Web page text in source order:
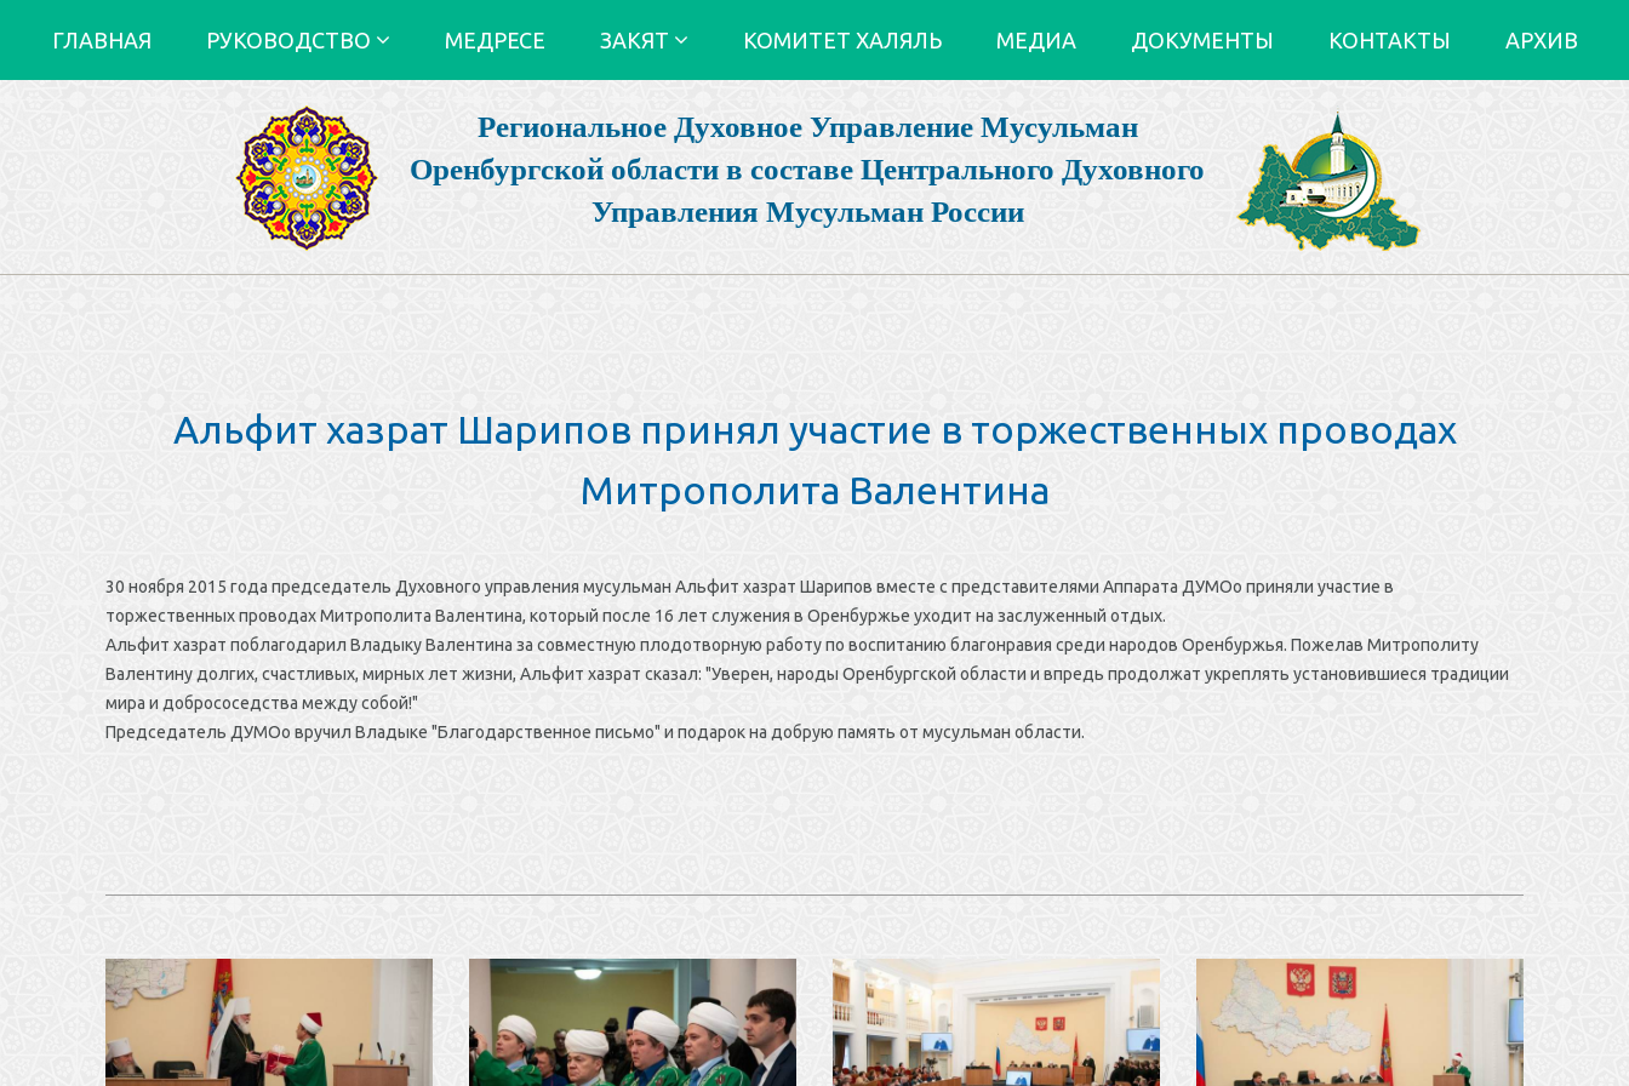
ГЛАВНАЯ РУКОВОДСТВО МЕДРЕСЕ ЗАКЯТ КОМИТЕТ ХАЛЯЛЬ МЕДИА ДОКУМЕНТЫ КОНТАКТЫ АРХИВ
Региональное Духовное Управление Мусульман
Оренбургской области в составе Центрального Духовного
Управления Мусульман России
Альфит хазрат Шарипов принял участие в торжественных проводах
Митрополита Валентина
30 ноября 2015 года председатель Духовного управления мусульман Альфит хазрат Шарипов вместе с представителями Аппарата ДУМОо приняли участие в
торжественных проводах Митрополита Валентина, который после 16 лет служения в Оренбуржье уходит на заслуженный отдых.
Альфит хазрат поблагодарил Владыку Валентина за совместную плодотворную работу по воспитанию благонравия среди народов Оренбуржья. Пожелав Митрополиту
Валентину долгих, счастливых, мирных лет жизни, Альфит хазрат сказал: "Уверен, народы Оренбургской области и впредь продолжат укреплять установившиеся традиции
мира и добрососедства между собой!"
Председатель ДУМОо вручил Владыке "Благодарственное письмо" и подарок на добрую память от мусульман области.